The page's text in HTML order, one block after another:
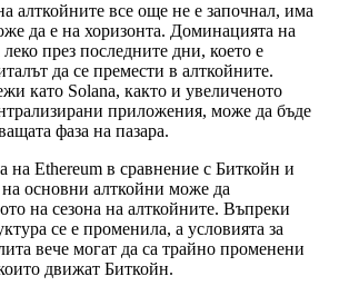
алткойните все още не е започнал, има
да е на хоризонта. Доминацията на
през последните дни, което е
да се премести в алткойните.
като Solana, както и увеличеното
приложения, може да бъде
фаза на пазара.
на Ethereum в сравнение с Биткойн и
основни алткойни може да
на сезона на алткойните. Въпреки
се е променила, а условията за
вече могат да са трайно променени
движат Биткойн.